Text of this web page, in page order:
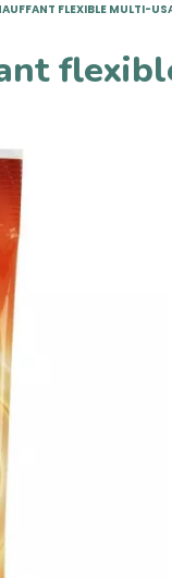
FLEXIBLE MULTI-